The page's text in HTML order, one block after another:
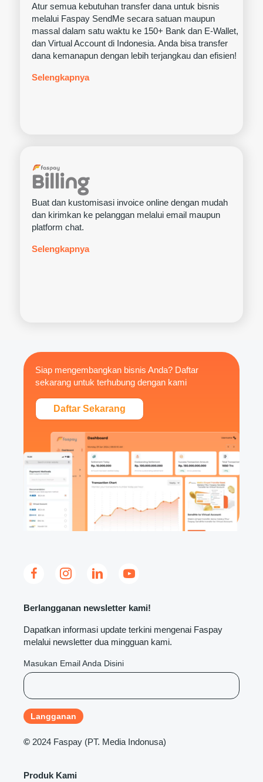
Atur semua kebutuhan transfer dana untuk bisnis
melalui Faspay SendMe secara satuan maupun
massal dalam satu waktu ke 150+ Bank dan E-Wallet,
dan Virtual Account di Indonesia. Anda bisa transfer
dana kemanapun dengan lebih terjangkau dan efisien!
Selengkapnya
Buat dan kustomisasi invoice online dengan mudah
dan kirimkan ke pelanggan melalui email maupun
platform chat.
Selengkapnya
Siap mengembangkan bisnis Anda? Daftar
sekarang untuk terhubung dengan kami
Daftar Sekarang
Berlangganan newsletter kami!
Dapatkan informasi update terkini mengenai Faspay
melalui newsletter dua mingguan kami.
Masukan Email Anda Disini
© 2024 Faspay (PT. Media Indonusa)
Produk Kami